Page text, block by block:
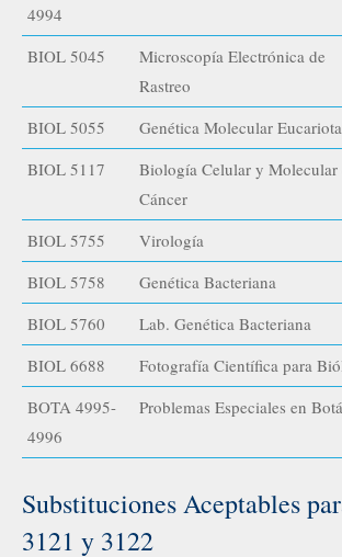
4994
BIOL 5045
Microscopía Electrónica de
Rastreo
BIOL 5055 Genética Molecular Eucariota
BIOL 5117
Biología Celular y Molecular
Cáncer
BIOL 5755 Virología
BIOL 5758
Genética Bacteriana
BIOL 5760
Lab. Genética Bacteriana
BIOL 6688
Fotografía Científica para
BOTA 4995-
4996
Problemas Especiales en
Substituciones Aceptables
3121 y 3122